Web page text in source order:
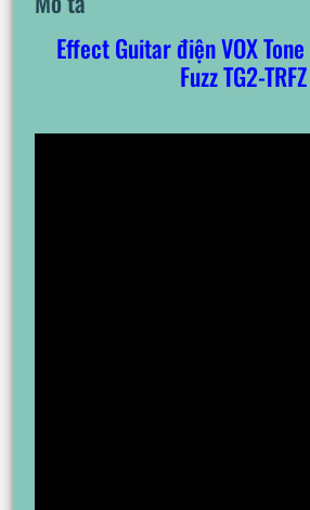
Effect Guitar điện VOX
Fuzz TG2-TRFZ